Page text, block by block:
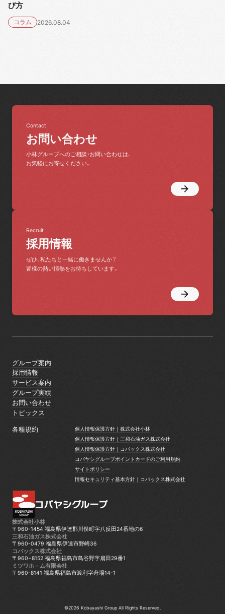
び方
コラム 2026.08.04
お問い合わせ
Contact
小林グループへのご相談・お問い合わせは、
お気軽にお寄せください。
採用情報
Recruit
ぜひ、私たちと一緒に働きませんか？
皆様の熱い情熱をお待ちしています。
株式会社小林
〒960-1454 福島県伊達郡川俣町字八反田24番地の6
三和石油ガス株式会社
〒960-0479 福島県伊達市野崎36
コバックス株式会社
〒960−8152 福島県福島市鳥谷野字扇田29番1
ミツワホ－ム有限会社
〒960-8141 福島県福島市渡利字舟場14-1
グループ案内
グループ案内
採用情報
採用情報
サービス案内
サービス案内
グループ実績
グループ実績
お問い合わせ
お問い合わせ
トピックス
各種規約
個人情報保護方針｜株式会社小林
個人情報保護方針｜株式会社小林
個人情報保護方針｜三和石油ガス株式会社
個人情報保護方針｜三和石油ガス株式会社
個人情報保護方針｜コバックス株式会社
個人情報保護方針｜コバックス株式会社
コバヤシグループポイントカードのご利用規約
コバヤシグループポイントカードのご利用規約
サイトポリシー
サイトポリシー
情報セキュリティ基本方針｜コバックス株式会社
©2026 Kobayashi Group All Rights Reserved.